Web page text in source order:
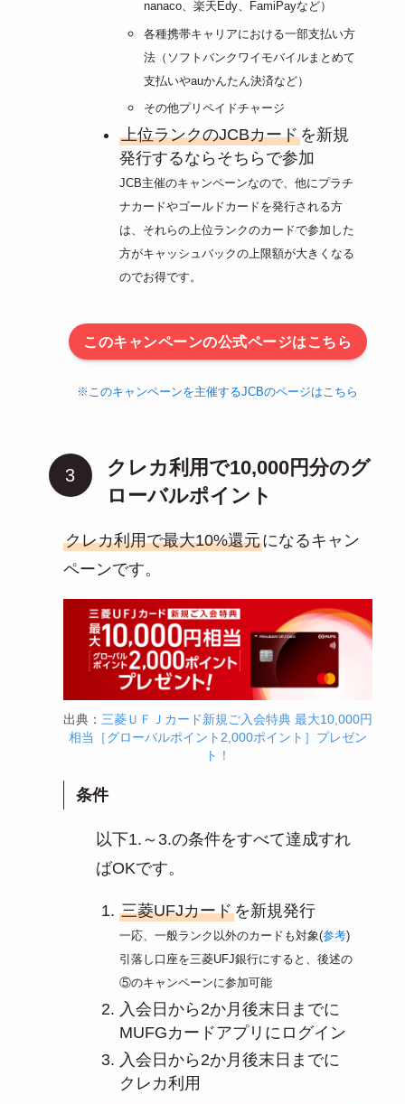
nanaco、楽天Edy、FamiPayなど）
各種携帯キャリアにおける一部支払い方
法（ソフトバンクワイモバイルまとめて
支払いやauかんたん決済など）
その他プリペイドチャージ
上位ランクのJCBカードを新規
発行するならそちらで参加
JCB主催のキャンペーンなので、他にプラチ
ナカードやゴールドカードを発行される方
は、それらの上位ランクのカードで参加した
方がキャッシュバックの上限額が大きくなる
のでお得です。
このキャンペーンの公式ページはこちら
※このキャンペーンを主催するJCBのページはこちら
クレカ利用で10,000円分のグ
ローバルポイント
クレカ利用で最大10%還元になるキャン
ペーンです。
出典： 三菱ＵＦＪカード新規ご入会特典 最大10,000円
相当［グローバルポイント2,000ポイント］プレゼン
ト！
条件
以下1.～3.の条件をすべて達成すれ
ばOKです。
三菱UFJカードを新規発行
一応、一般ランク以外のカードも対象(参考)
引落し口座を三菱UFJ銀行にすると、後述の
⑤のキャンペーンに参加可能
入会日から2か月後末日までに
MUFGカードアプリにログイン
入会日から2か月後末日までに
クレカ利用